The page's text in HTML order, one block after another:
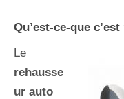
Qu’est-ce-que c’est
Le
rehausse
ur auto